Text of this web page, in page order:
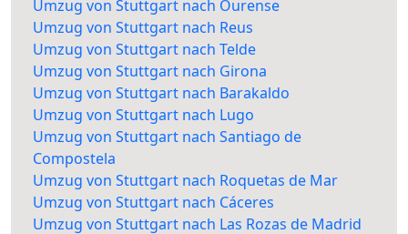
Umzug von Stuttgart nach Ourense
Umzug von Stuttgart nach Reus
Umzug von Stuttgart nach Telde
Umzug von Stuttgart nach Girona
Umzug von Stuttgart nach Barakaldo
Umzug von Stuttgart nach Lugo
Umzug von Stuttgart nach Santiago de
Compostela
Umzug von Stuttgart nach Roquetas de Mar
Umzug von Stuttgart nach Cáceres
Umzug von Stuttgart nach Las Rozas de Madrid